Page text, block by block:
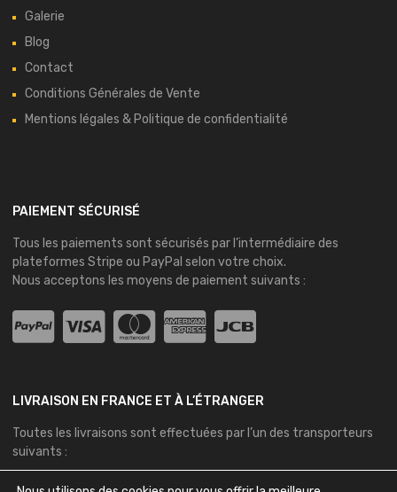
Galerie
Blog
Contact
Conditions Générales de Vente
Mentions légales & Politique de confidentialité
PAIEMENT SÉCURISÉ
Tous les paiements sont sécurisés par l’intermédiaire des
plateformes Stripe ou PayPal selon votre choix.
Nous acceptons les moyens de paiement suivants :
LIVRAISON EN FRANCE ET À L’ÉTRANGER
Toutes les livraisons sont effectuées par l’un des transporteurs
suivants :